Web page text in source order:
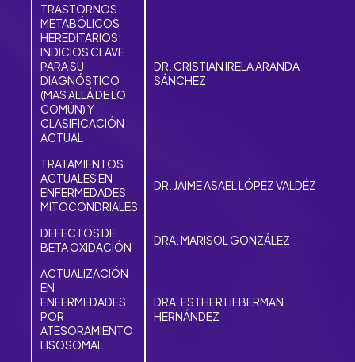
TRASTORNOS
METABÓLICOS
HEREDITARIOS:
INDICIOS CLAVE
PARA SU
DIAGNÓSTICO
(MAS ALLÁ DE LO
COMÚN) Y
CLASIFICACIÓN
ACTUAL
DR. CRISTIAN IRELA ARANDA
SÁNCHEZ
TRATAMIENTOS
ACTUALES EN
ENFERMEDADES
MITOCONDRIALES
DR. JAIME ASAEL LÓPEZ VALDÉZ
DEFECTOS DE
BETA OXIDACIÓN
DRA. MARISOL GONZÁLEZ
ACTUALIZACIÓN
EN
ENFERMEDADES
POR
ATESORAMIENTO
LISOSOMAL
DRA. ESTHER LIEBERMAN
HERNÁNDEZ